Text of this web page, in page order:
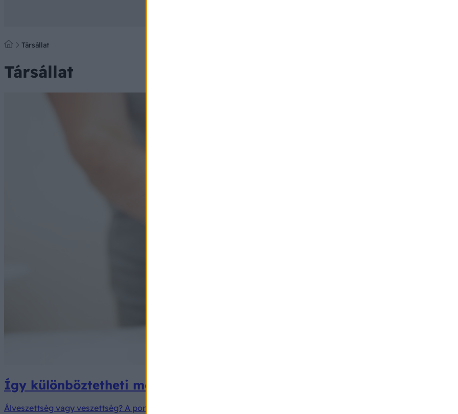
Társállat
Társállat
Így különböztetheti meg kutyájánál a veszettséget és az álveszettséget!
Álveszettség vagy veszettség? A pontos felismerés életet menthet – tudja meg, hogyan különböztetheti meg őket!